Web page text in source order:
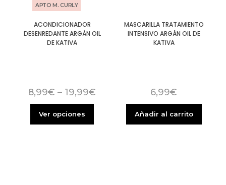
APTO M. CURLY
ACONDICIONADOR
DESENREDANTE ARGÁN OIL
DE KATIVA
8,99€ – 19,99€
Ver opciones
MASCARILLA TRATAMIENTO
INTENSIVO ARGÁN OIL DE
KATIVA
6,99€
Añadir al carrito